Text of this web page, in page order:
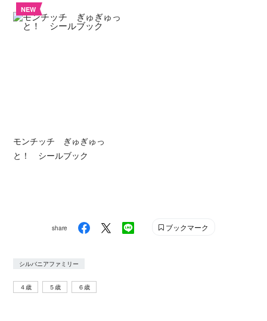
NEW
モンチッチ ぎゅぎゅっ
と！ シールブック
share ブックマーク
シルバニアファミリー
４歳 ５歳 ６歳